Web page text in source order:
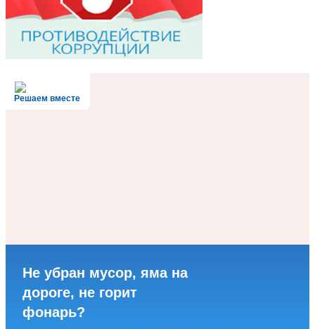
Решаем вместе
Не убран мусор, яма на
дороге, не горит
фонарь?